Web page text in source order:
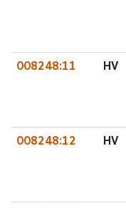
008248:11 HV
008248:12 HV